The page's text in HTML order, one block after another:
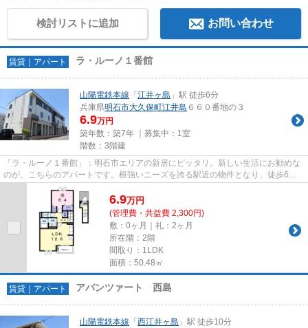
検討リストに追加 お問い合わせ
賃貸｜アパート ラ・ルーノ１番館
山陽電鉄本線 「 江井ヶ島 」駅 徒歩6分
兵庫県明石市大久保町江井島 ６６０番地の３
6.9万円
築年数：築7年 ｜募集中： 1室
階数：3階建
「ラ・ルーノ１番館」：明石市エリアの新居にピッタリ。新しい生活にお勧めな
のが、こちらのアパートです。根強いニーズを誇る駅近の物件となり、徒歩6分
に駅があります。築7年の物件...
6.9万円
(管理費・共益費 2,300円)
敷：0ヶ月｜礼：2ヶ月
所在階：2階
間取り：1LDK
面積：50.48㎡
賃貸｜アパート アバンツァート 西島
山陽電鉄本線 「 西江井ヶ島 」駅 徒歩10分